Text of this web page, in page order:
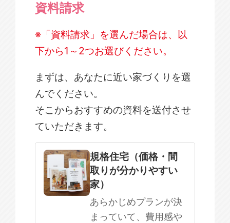
資料請求
※「資料請求」を選んだ場合は、以
下から1～2つお選びください。
まずは、あなたに近い家づくりを選
んでください。
そこからおすすめの資料を送付させ
ていただきます。
規格住宅
注文住宅
SOWOOD
まだ何も決まっていない
規格住宅（価格・間
取りが分かりやすい
家）
あらかじめプランが決
まっていて、費用感や